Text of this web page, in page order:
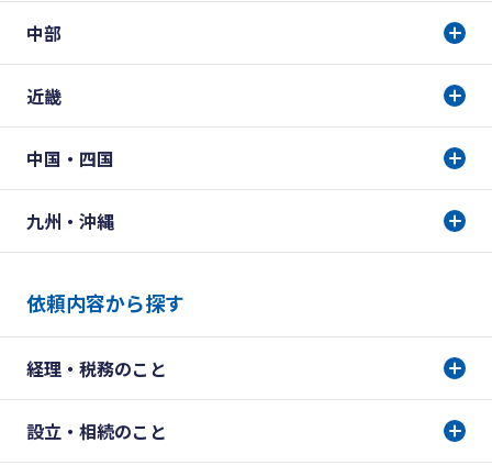
中部
近畿
中国・四国
九州・沖縄
依頼内容から探す
経理・税務のこと
設立・相続のこと